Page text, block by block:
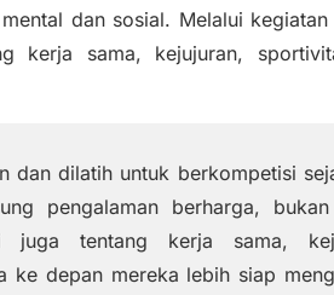
dan sosial. Melalui kegiatan
kerja sama, kejujuran,
dan dilatih untuk berkompetisi
pengalaman berharga,
tentang kerja sama,
ke depan mereka lebih siap